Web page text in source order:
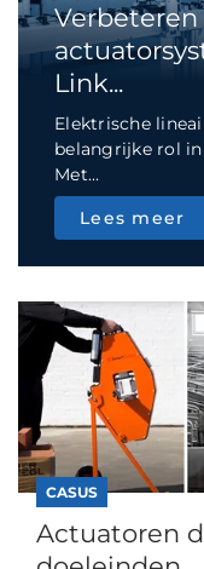
Verbeteren
Link...
Elektrische
belangrijke rol
Met...
Lees meer
CASUS
Actuatoren